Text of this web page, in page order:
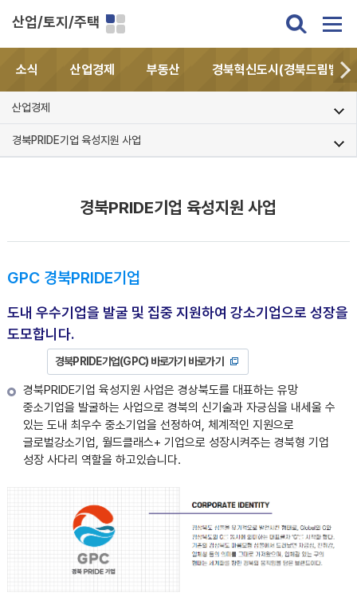
산업/토지/주택
소식 산업경제 부동산 경북혁신도시(경북드림밸리)
산업경제
경북PRIDE기업 육성지원 사업
경북PRIDE기업 육성지원 사업
GPC 경북PRIDE기업
도내 우수기업을 발굴 및 집중 지원하여 강소기업으로 성장을
도모합니다.
경북PRIDE기업(GPC) 바로가기 바로가기
경북PRIDE기업 육성지원 사업은 경상북도를 대표하는 유망
중소기업을 발굴하는 사업으로 경북의 신기술과 자긍심을 내세울 수
있는 도내 최우수 중소기업을 선정하여, 체계적인 지원으로
글로벌강소기업, 월드클래스+ 기업으로 성장시켜주는 경북형 기업
성장 사다리 역할을 하고있습니다.